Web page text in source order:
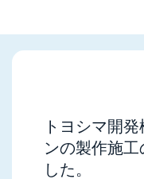
トヨシマ開
ンの製作施工
した。